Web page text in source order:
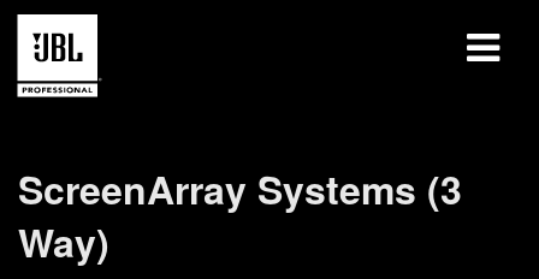
Fallstudier
Lärandepass
ScreenArray Systems (3
Way)